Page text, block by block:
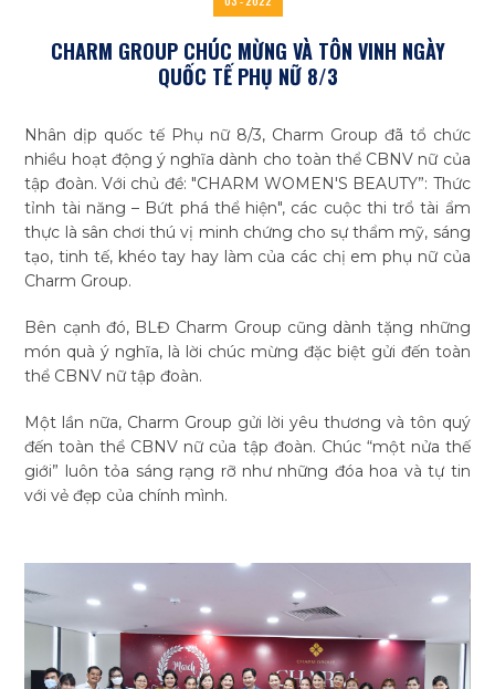
CHARM GROUP CHÚC MỪNG VÀ TÔN VINH NGÀY
QUỐC TẾ PHỤ NỮ 8/3
Nhân dịp quốc tế Phụ nữ 8/3, Charm Group đã tổ chức
nhiều hoạt động ý nghĩa dành cho toàn thể CBNV nữ của
tập đoàn. Với chủ đề: "CHARM WOMEN'S BEAUTY”: Thức
tỉnh tài năng – Bứt phá thể hiện", các cuộc thi trổ tài ẩm
thực là sân chơi thú vị minh chứng cho sự thẩm mỹ, sáng
tạo, tinh tế, khéo tay hay làm của các chị em phụ nữ của
Charm Group.
Bên cạnh đó, BLĐ Charm Group cũng dành tặng những
món quà ý nghĩa, là lời chúc mừng đặc biệt gửi đến toàn
thể CBNV nữ tập đoàn.
Một lần nữa, Charm Group gửi lời yêu thương và tôn quý
đến toàn thể CBNV nữ của tập đoàn. Chúc “một nửa thế
giới” luôn tỏa sáng rạng rỡ như những đóa hoa và tự tin
với vẻ đẹp của chính mình.
Tìm
kiếm...